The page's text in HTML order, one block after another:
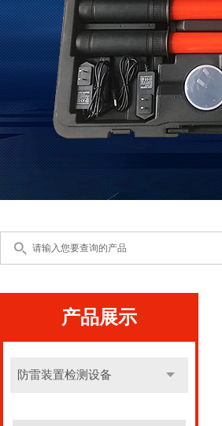
产品展示
防雷装置检测设备